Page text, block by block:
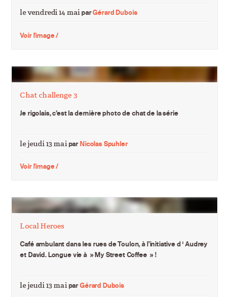
le vendredi 14 maiparGérard Dubois
Voir l'image /
Chat challenge 3
Je rigolais, c’est la dernière photo de chat de la série
le jeudi 13 mai parNicolas Spuhler
Voir l'image /
Local Heroes
Café ambulant dans les rues de Toulon, à l’initiative d ‘ Audrey
et David. Longue vie à » My Street Coffee » !
le jeudi 13 maiparGérard Dubois